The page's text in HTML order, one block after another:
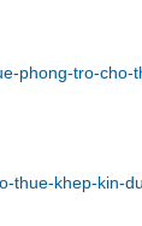
phong-tro-cho-
thue-khep-kin-